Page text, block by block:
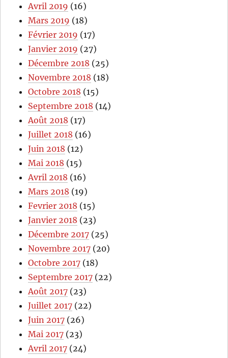
Avril 2019 (16)
Mars 2019 (18)
Février 2019 (17)
Janvier 2019 (27)
Décembre 2018 (25)
Novembre 2018 (18)
Octobre 2018 (15)
Septembre 2018 (14)
Août 2018 (17)
Juillet 2018 (16)
Juin 2018 (12)
Mai 2018 (15)
Avril 2018 (16)
Mars 2018 (19)
Fevrier 2018 (15)
Janvier 2018 (23)
Décembre 2017 (25)
Novembre 2017 (20)
Octobre 2017 (18)
Septembre 2017 (22)
Août 2017 (23)
Juillet 2017 (22)
Juin 2017 (26)
Mai 2017 (23)
Avril 2017 (24)